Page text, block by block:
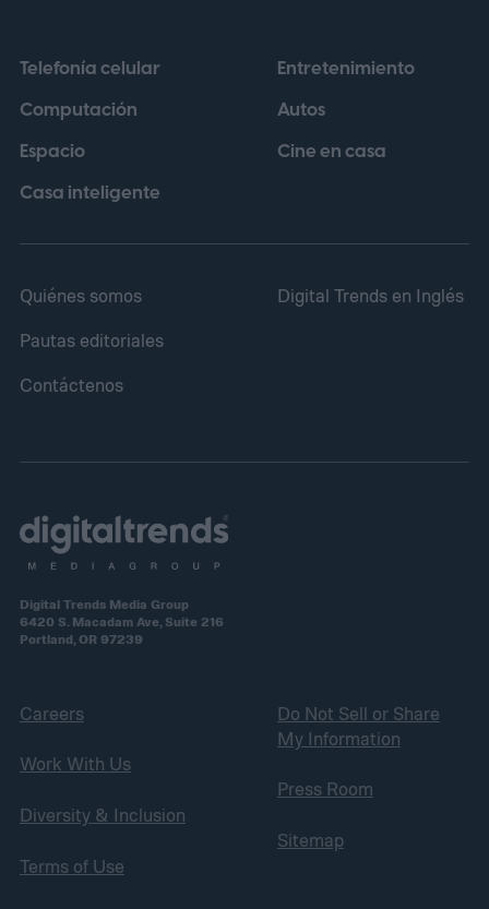
Telefonía celular
Computación
Espacio
Casa inteligente
Entretenimiento
Autos
Cine en casa
Quiénes somos
Pautas editoriales
Contáctenos
Digital Trends en Inglés
Digital Trends Media Group
6420 S. Macadam Ave, Suite 216
Portland, OR 97239
Careers
Work With Us
Diversity & Inclusion
Terms of Use
Do Not Sell or Share
My Information
Press Room
Sitemap